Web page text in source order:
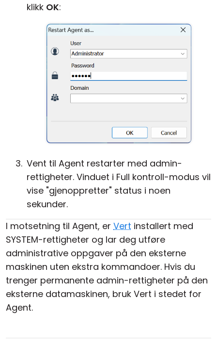
klikk OK:
Vent til Agent restarter med admin-
rettigheter. Vinduet i Full kontroll-modus vil
vise "gjenoppretter" status i noen
sekunder.
I motsetning til Agent, er Vert installert med
SYSTEM-rettigheter og lar deg utføre
administrative oppgaver på den eksterne
maskinen uten ekstra kommandoer. Hvis du
trenger permanente admin-rettigheter på den
eksterne datamaskinen, bruk Vert i stedet for
Agent.